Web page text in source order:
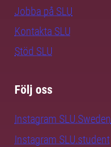
Jobba på SLU
Kontakta SLU
Stöd SLU
Följ oss
Instagram SLU.Sweden
Instagram SLU.student